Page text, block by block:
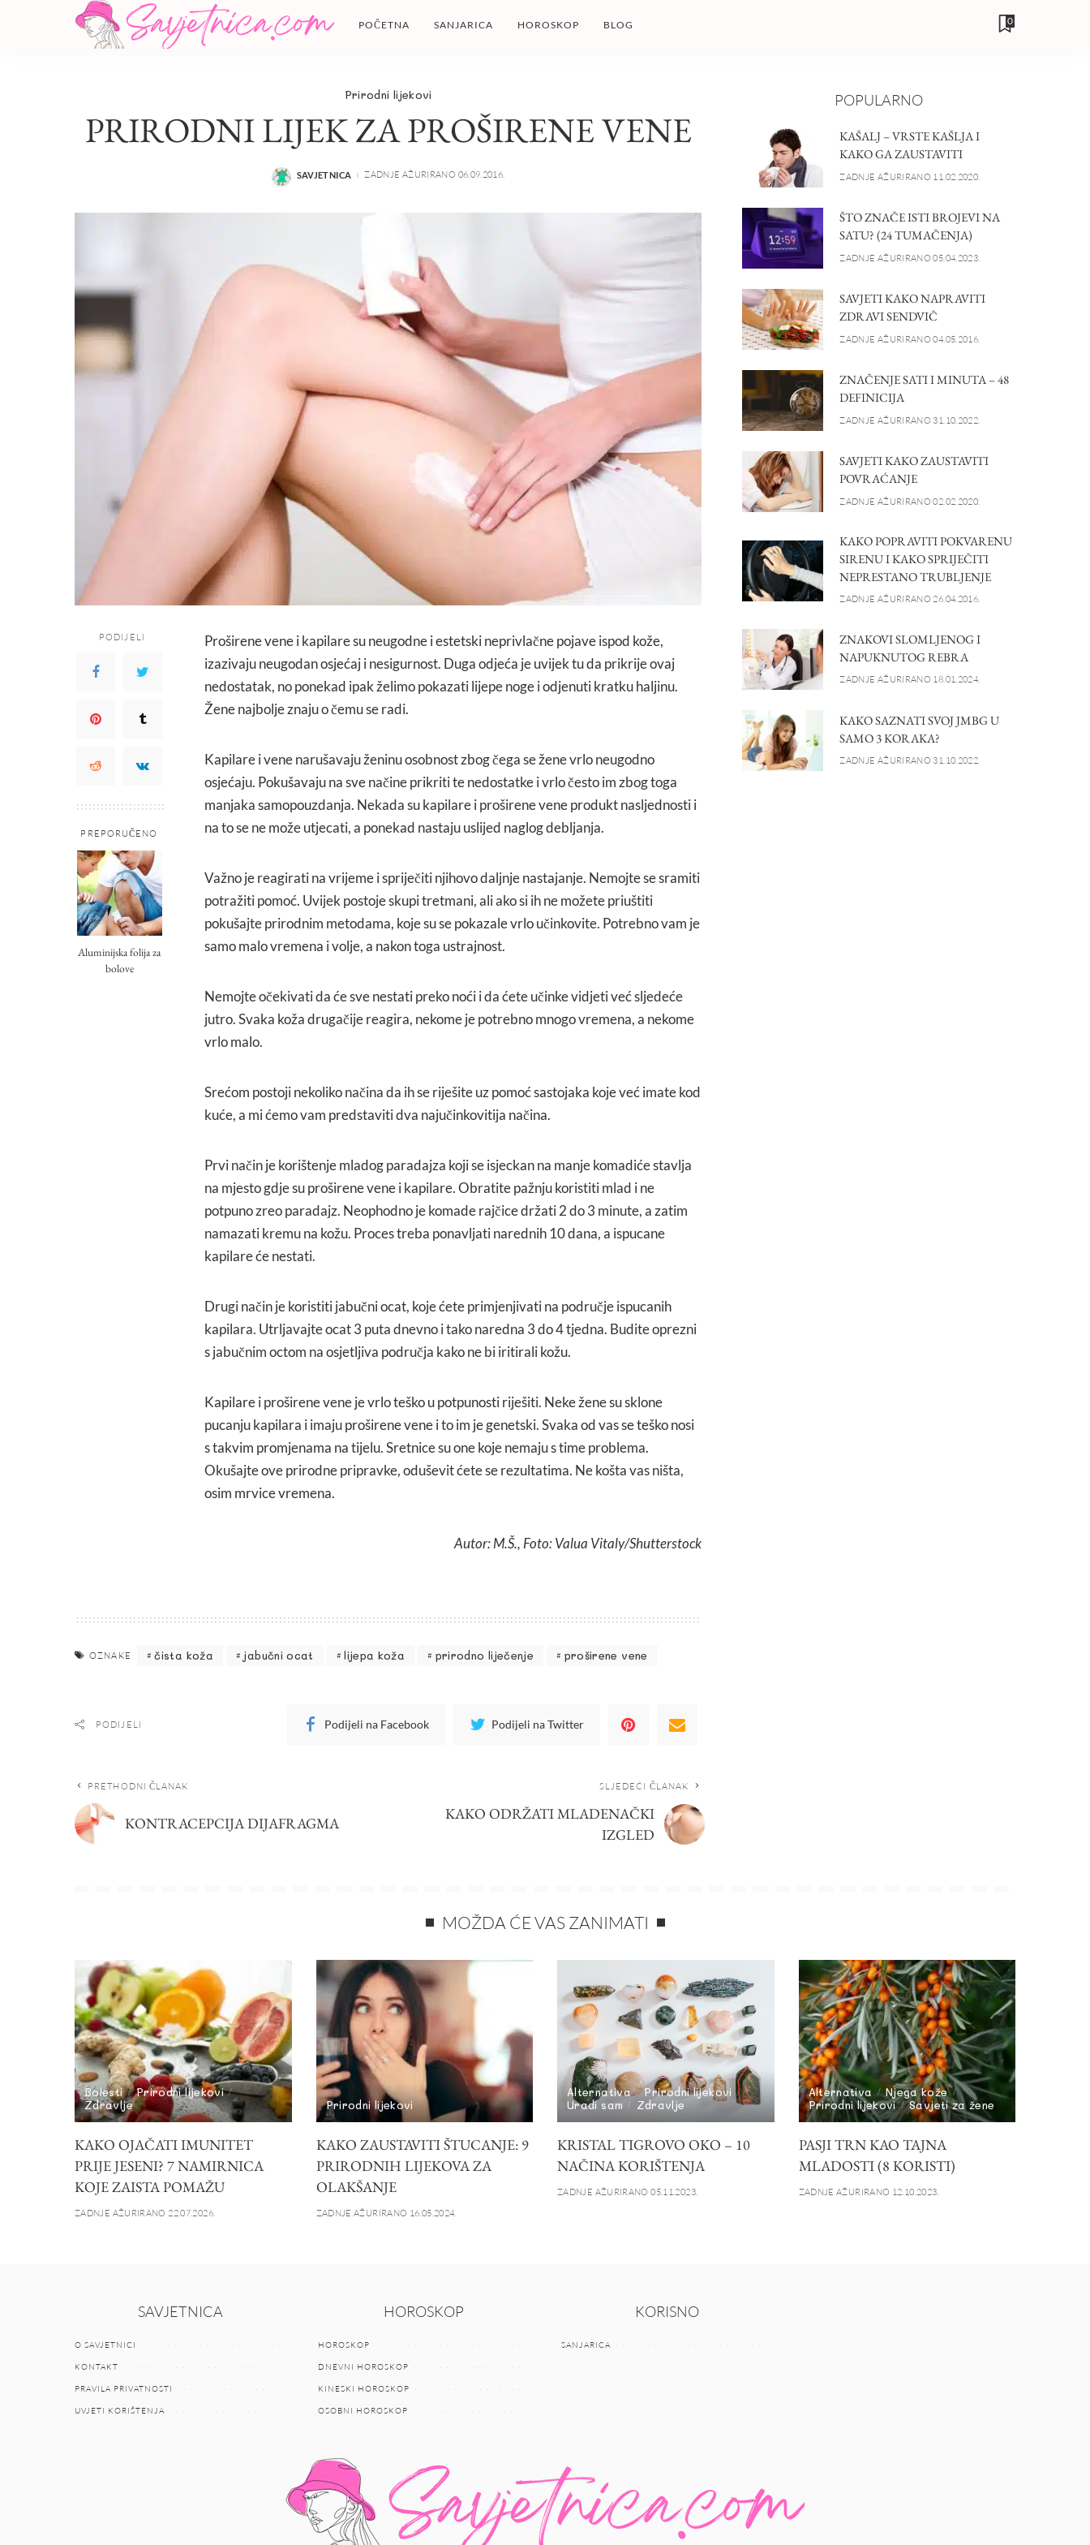
POČETNA SANJARICA HOROSKOP BLOG 0
Prirodni lijekovi
PRIRODNI LIJEK ZA PROŠIRENE VENE
POSTED
SAVJETNICA ZADNJE AŽURIRANO 06.09.2016.
PODIJELI
PREPORUČENO
Aluminijska folija za
bolove
Proširene vene i kapilare su neugodne i estetski neprivlačne pojave ispod kože,
izazivaju neugodan osjećaj i nesigurnost. Duga odjeća je uvijek tu da prikrije ovaj
nedostatak, no ponekad ipak želimo pokazati lijepe noge i odjenuti kratku haljinu.
Žene najbolje znaju o čemu se radi.
Kapilare i vene narušavaju ženinu osobnost zbog čega se žene vrlo neugodno
osjećaju. Pokušavaju na sve načine prikriti te nedostatke i vrlo često im zbog toga
manjaka samopouzdanja. Nekada su kapilare i proširene vene produkt nasljednosti i
na to se ne može utjecati, a ponekad nastaju uslijed naglog debljanja.
Važno je reagirati na vrijeme i spriječiti njihovo daljnje nastajanje. Nemojte se sramiti
potražiti pomoć. Uvijek postoje skupi tretmani, ali ako si ih ne možete priuštiti
pokušajte prirodnim metodama, koje su se pokazale vrlo učinkovite. Potrebno vam je
samo malo vremena i volje, a nakon toga ustrajnost.
Nemojte očekivati da će sve nestati preko noći i da ćete učinke vidjeti već sljedeće
jutro. Svaka koža drugačije reagira, nekome je potrebno mnogo vremena, a nekome
vrlo malo.
Srećom postoji nekoliko načina da ih se riješite uz pomoć sastojaka koje već imate kod
kuće, a mi ćemo vam predstaviti dva najučinkovitija načina.
Prvi način je korištenje mladog paradajza koji se isjeckan na manje komadiće stavlja
na mjesto gdje su proširene vene i kapilare. Obratite pažnju koristiti mlad i ne
potpuno zreo paradajz. Neophodno je komade rajčice držati 2 do 3 minute, a zatim
namazati kremu na kožu. Proces treba ponavljati narednih 10 dana, a ispucane
kapilare će nestati.
Drugi način je koristiti jabučni ocat, koje ćete primjenjivati na područje ispucanih
kapilara. Utrljavajte ocat 3 puta dnevno i tako naredna 3 do 4 tjedna. Budite oprezni
s jabučnim octom na osjetljiva područja kako ne bi iritirali kožu.
Kapilare i proširene vene je vrlo teško u potpunosti riješiti. Neke žene su sklone
pucanju kapilara i imaju proširene vene i to im je genetski. Svaka od vas se teško nosi
s takvim promjenama na tijelu. Sretnice su one koje nemaju s time problema.
Okušajte ove prirodne pripravke, oduševit ćete se rezultatima. Ne košta vas ništa,
osim mrvice vremena.
Autor: M.Š., Foto: Valua Vitaly/Shutterstock
OZNAKE čista koža jabučni ocat lijepa koža prirodno liječenje proširene vene
PODIJELI Podijeli na Facebook Podijeli na Twitter
PRETHODNI ČLANAK
KONTRACEPCIJA DIJAFRAGMA
SLJEDEĆI ČLANAK
KAKO ODRŽATI MLADENAČKI
IZGLED
POPULARNO
KAŠALJ – VRSTE KAŠLJA I
KAKO GA ZAUSTAVITI
ZADNJE AŽURIRANO 11.02.2020.
ŠTO ZNAČE ISTI BROJEVI NA
SATU? (24 TUMAČENJA)
ZADNJE AŽURIRANO 05.04.2023.
SAVJETI KAKO NAPRAVITI
ZDRAVI SENDVIČ
ZADNJE AŽURIRANO 04.05.2016.
ZNAČENJE SATI I MINUTA – 48
DEFINICIJA
ZADNJE AŽURIRANO 31.10.2022.
SAVJETI KAKO ZAUSTAVITI
POVRAĆANJE
ZADNJE AŽURIRANO 02.02.2020.
KAKO POPRAVITI POKVARENU
SIRENU I KAKO SPRIJEČITI
NEPRESTANO TRUBLJENJE
ZADNJE AŽURIRANO 26.04.2016.
ZNAKOVI SLOMLJENOG I
NAPUKNUTOG REBRA
ZADNJE AŽURIRANO 18.01.2024.
KAKO SAZNATI SVOJ JMBG U
SAMO 3 KORAKA?
ZADNJE AŽURIRANO 31.10.2022.
MOŽDA ĆE VAS ZANIMATI
Bolesti
Prirodni lijekovi
Zdravlje
KAKO OJAČATI IMUNITET
PRIJE JESENI? 7 NAMIRNICA
KOJE ZAISTA POMAŽU
ZADNJE AŽURIRANO 22.07.2026.
Prirodni lijekovi
KAKO ZAUSTAVITI ŠTUCANJE: 9
PRIRODNIH LIJEKOVA ZA
OLAKŠANJE
ZADNJE AŽURIRANO 16.05.2024.
Alternativa
Prirodni lijekovi
Uradi sam
Zdravlje
KRISTAL TIGROVO OKO – 10
NAČINA KORIŠTENJA
ZADNJE AŽURIRANO 05.11.2023.
Alternativa
Njega kože
Prirodni lijekovi
Savjeti za žene
PASJI TRN KAO TAJNA
MLADOSTI (8 KORISTI)
ZADNJE AŽURIRANO 12.10.2023.
SAVJETNICA
O SAVJETNICI
KONTAKT
PRAVILA PRIVATNOSTI
UVJETI KORIŠTENJA
HOROSKOP
HOROSKOP
DNEVNI HOROSKOP
KINESKI HOROSKOP
OSOBNI HOROSKOP
KORISNO
SANJARICA